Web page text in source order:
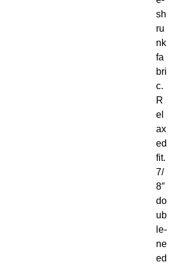
sh
ru
nk
fa
bri
c.
R
el
ax
ed
fit.
7/
8″
do
ub
le-
ne
ed